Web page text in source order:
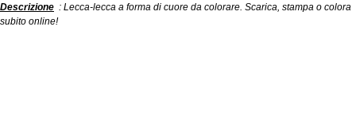
Descrizione : Lecca-lecca a forma di cuore da colorare. Scarica, stampa o colora
subito online!